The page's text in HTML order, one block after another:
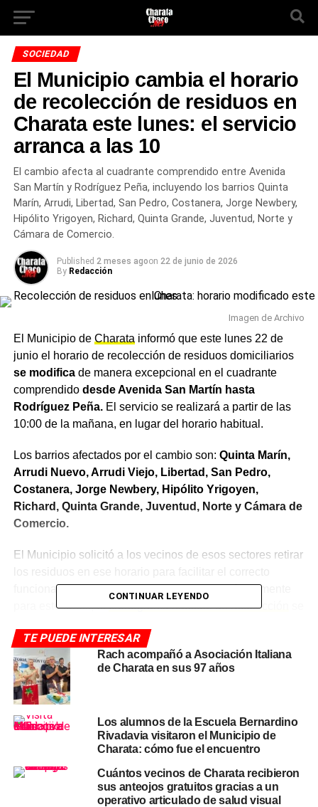
SOCIEDAD
El Municipio cambia el horario
de recolección de residuos en
Charata este lunes: el servicio
arranca a las 10
El cambio afecta al cuadrante comprendido entre Avenida
San Martín y Rodríguez Peña, incluyendo los barrios Quinta
Marín, Arrudi, Libertad, San Pedro, Costanera, Jorge Newbery,
Hipólito Yrigoyen, Richard, Quinta Grande, Juventud, Norte y
Cámara de Comercio.
Published 2 meses agoon 22 de junio de 2026
By Redacción
Imagen de Archivo
El Municipio de Charata informó que este lunes 22 de
junio el horario de recolección de residuos domiciliarios
se modificade manera excepcional en el cuadrante
comprendido desde Avenida San Martín hasta
Rodríguez Peña.El servicio se realizará a partir de las
10:00 de la mañana, en lugar del horario habitual.
Los barrios afectados por el cambio son: Quinta Marín,
Arrudi Nuevo, Arrudi Viejo, Libertad, San Pedro,
Costanera, Jorge Newbery, Hipólito Yrigoyen,
Richard, Quinta Grande, Juventud, Norte y Cámara de
Comercio.
El Municipio solicitó a los vecinos de esos sectores retirar
funcionamiento del servicio. El cambio rige únicamente
para este lunes; elcronograma habitual de recolección
Para consultar los días y horarios regulares de
recolección por barrio, podés revisar el cronograma
completo publicado por el
seguir todas las
actualizada de
CharataChaco.Net.
BASURA CHARATA
HORARIO RECOLECCIÓN LUNES
MUNICIPIO DE CHARATA
RECOLECCIÓN RESIDUOS CHARATA
SERVICIOS URBANOS CHARATA
CONTINUAR LEYENDO
TE PUEDE INTERESAR
Rach acompañó a Asociación Italiana
de Charata en sus 97 años
Los alumnos de la Escuela Bernardino
Rivadavia visitaron el Municipio de
Charata: cómo fue el encuentro
Cuántos vecinos de Charata recibieron
sus anteojos gratuitos gracias a un
operativo articulado de salud visual